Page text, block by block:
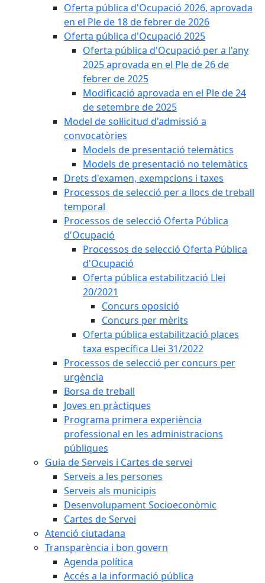
Oferta pública d'Ocupació 2026, aprovada
en el Ple de 18 de febrer de 2026
Oferta pública d'Ocupació 2025
Oferta pública d'Ocupació per a l'any
2025 aprovada en el Ple de 26 de
febrer de 2025
Modificació aprovada en el Ple de 24
de setembre de 2025
Model de sol·licitud d'admissió a
convocatòries
Models de presentació telemàtics
Models de presentació no telemàtics
Drets d'examen, exempcions i taxes
Processos de selecció per a llocs de treball
temporal
Processos de selecció Oferta Pública
d'Ocupació
Processos de selecció Oferta Pública
d'Ocupació
Oferta pública estabilització Llei
20/2021
Concurs oposició
Concurs per mèrits
Oferta pública estabilització places
taxa específica Llei 31/2022
Processos de selecció per concurs per
urgència
Borsa de treball
Joves en pràctiques
Programa primera experiència
professional en les administracions
públiques
Guia de Serveis i Cartes de servei
Serveis a les persones
Serveis als municipis
Desenvolupament Socioeconòmic
Cartes de Servei
Atenció ciutadana
Transparència i bon govern
Agenda política
Accés a la informació pública